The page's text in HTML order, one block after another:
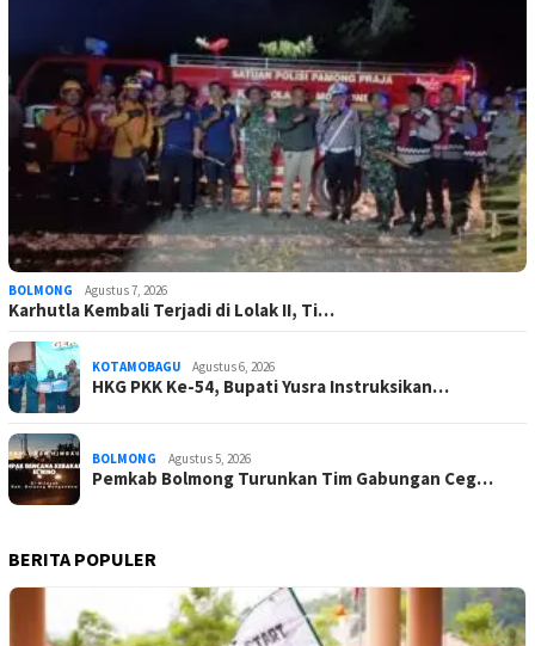
BOLMONG Agustus 7, 2026
Karhutla Kembali Terjadi di Lolak II, Ti…
KOTAMOBAGU Agustus 6, 2026
HKG PKK Ke-54, Bupati Yusra Instruksikan…
BOLMONG Agustus 5, 2026
Pemkab Bolmong Turunkan Tim Gabungan Ceg…
BERITA POPULER